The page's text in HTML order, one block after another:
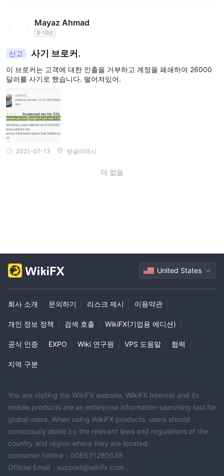
Mayaz Ahmad
6-10년
신고 사기 브로커.
이 브로커는 고객에 대한 인출을 거부하고 계정을 폐쇄하여 26000
달러를 사기로 했습니다. 떨어져있어.
2021-07-13 방글라데시
더 없음
United States
회사 소개 문의하기 리스크 제시 이용약관
개인 정보 정책 검색 호출 WikiFX(기업용 에디션)
공식 인증 EXPO Wiki 연구원 VPS 도움말 협력
지역 구분
You are visiting the WikiFX website. WikiFX Internet and its
mobile products are an enterprise information searching tool for
global users. When using WikiFX products, users should
consciously abide by the relevant laws and regulations of the
country and region where they are located.
consumer hotline：006531290538
Official Email：support@wikifx.com；